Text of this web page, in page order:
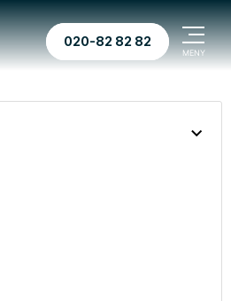
020-82 82 82